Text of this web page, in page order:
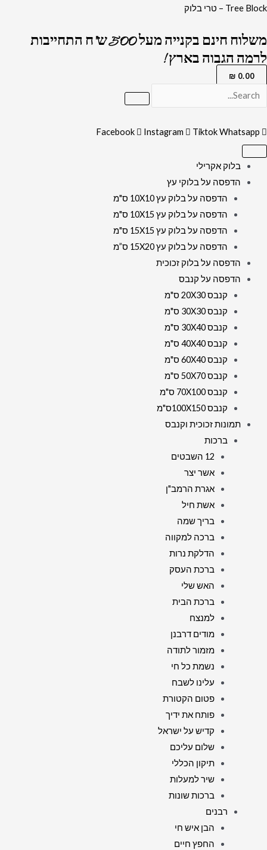
דילוג
Tree Block – טרי בלוק
משלוח חינם בקנייה מעל 500 ש"ח התחייבות
לרמה הגבוה בארץ !
0.00
₪
Facebook Instagram TiktokWhatsapp
בלוק אקרילי
הדפסה על בלוקי עץ
הדפסה על בלוק עץ 10X10 ס"מ
הדפסה על בלוק עץ 10X15 ס"מ
הדפסה על בלוק עץ 15X15 ס"מ
הדפסה על בלוק עץ 15X20 ס”מ
הדפסה על בלוק זכוכית
הדפסה על קנבס
קנבס 20X30 ס"מ
קנבס 30X30 ס"מ
קנבס 30X40 ס"מ
קנבס 40X40 ס"מ
קנבס 60X40 ס"מ
קנבס 50X70 ס"מ
קנבס 70X100 ס"מ
קנבס 100X150ס"מ
תמונות זכוכית וקנבס
ברכות
12 השבטים
אשר יצר
אגרת הרמב"ן
אשת חיל
בריך שמה
ברכה למקווה
הדלקת נרות
ברכת העסק
האש שלי
ברכת הבית
למנצח
מודים דרבנן
מזמור לתודה
נשמת כל חי
עלינו לשבח
פטום הקטורת
פותח את ידיך
קדיש על ישראל
שלום עליכם
תיקון הכללי
שיר למעלות
ברכות שונות
רבנים
הבן איש חי
החפץ חיים
כמות
2806
-
תמונה
הבית
על
קנבס
זכוכית